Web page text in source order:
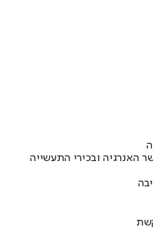
האנרגיה ובכירי התעשייה